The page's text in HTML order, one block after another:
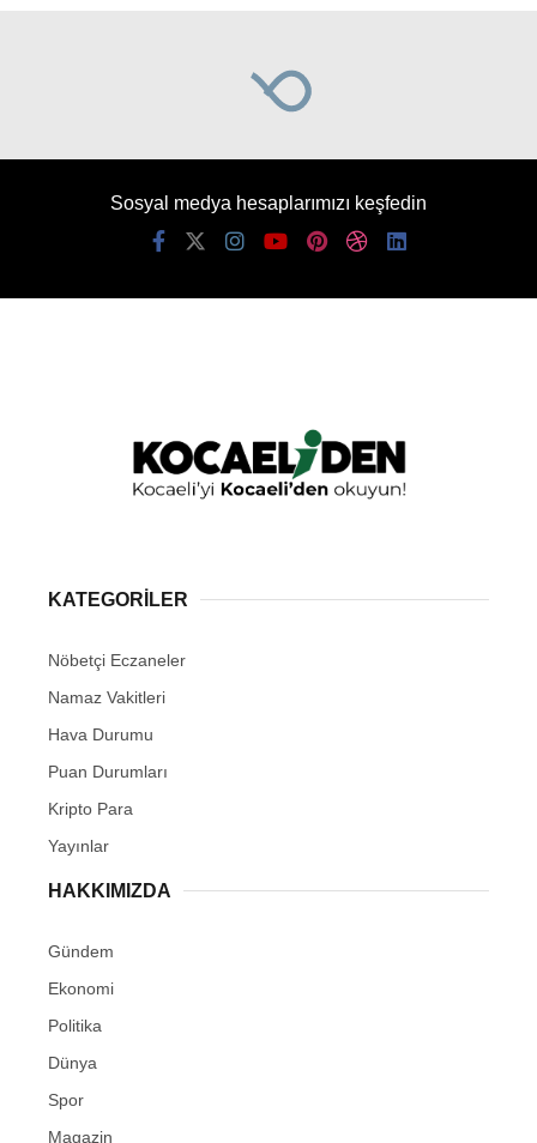
Sosyal medya hesaplarımızı keşfedin
KATEGORİLER
Nöbetçi Eczaneler
Namaz Vakitleri
Hava Durumu
Puan Durumları
Kripto Para
Yayınlar
HAKKIMIZDA
Gündem
Ekonomi
Politika
Dünya
Spor
Magazin